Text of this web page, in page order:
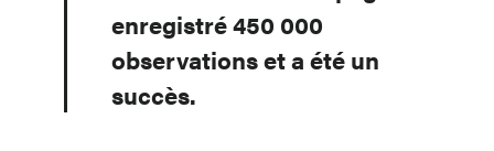
enregistré 450 000
observations et a été un
succès.